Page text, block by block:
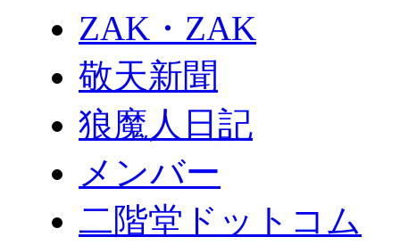
ZAK・ZAK
敬天新聞
狼魔人日記
メンバー
二階堂ドットコム